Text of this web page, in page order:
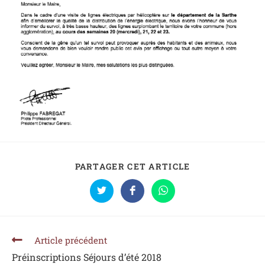
PARTAGER CET ARTICLE
Article précédent
Préinscriptions Séjours d’été 2018